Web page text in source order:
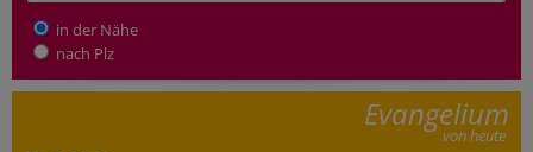
in der Nähe
nach Plz
Evangelium
von heute